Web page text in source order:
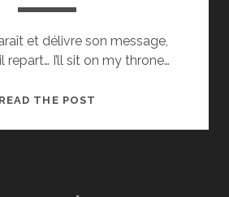
et délivre son message,
repart… I’ll sit on my throne…
READ THE POST